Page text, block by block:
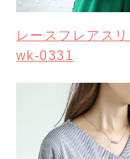
レースフレアス
wk-0331